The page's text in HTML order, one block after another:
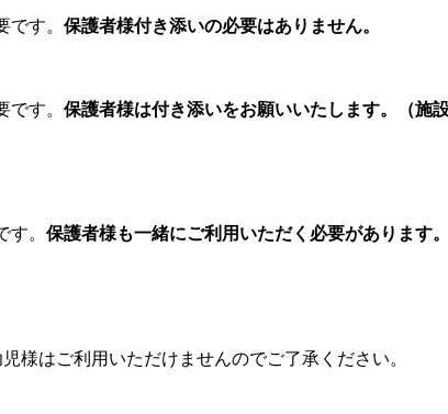
す。 保護者様付き添いの必要はありません。
す。 保護者様は付き添いをお願いいたします。（施
。 保護者様も一緒にご利用いただく必要があります
様はご利用いただけませんのでご了承ください。